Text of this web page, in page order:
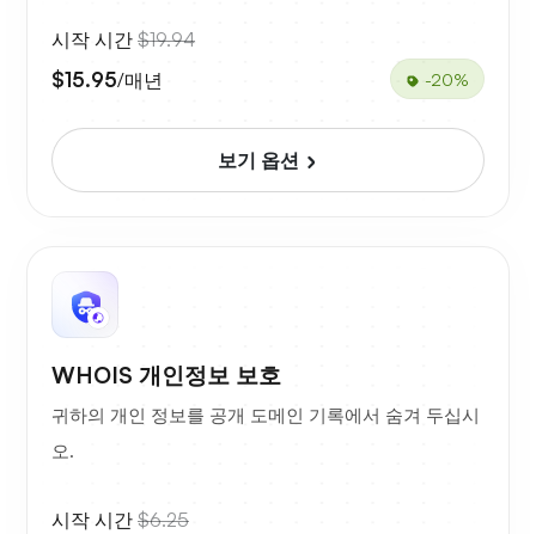
시작 시간 $19.94
$15.95/매년 -20%
보기 옵션
WHOIS 개인정보 보호
귀하의 개인 정보를 공개 도메인 기록에서 숨겨 두십시
오.
시작 시간 $6.25